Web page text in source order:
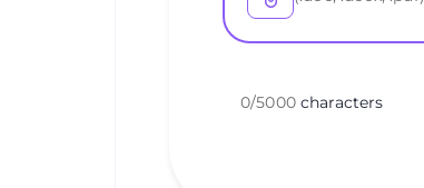
0/5000 characters